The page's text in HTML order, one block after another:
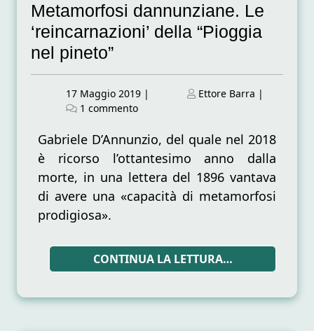
Metamorfosi dannunziane. Le
‘reincarnazioni’ della “Pioggia
nel pineto”
Posted
on
17 Maggio 2019 |
Posted
Ettore Barra |
1 commentosu
dannunziane.
‘reincarnazioni’
della
“Pioggia
Gabriele D’Annunzio, del quale nel 2018
è ricorso l’ottantesimo anno dalla
morte, in una lettera del 1896 vantava
di avere una «capacità di metamorfosi
prodigiosa».
CONTINUA LA LETTURA…